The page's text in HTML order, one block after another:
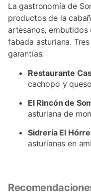
La gastronomía de
productos de la
artesanos,
fabada asturiana.
garantías:
Restaurante
cachopo y
El Rincón de
asturiana de
Sidrería El
asturianas en